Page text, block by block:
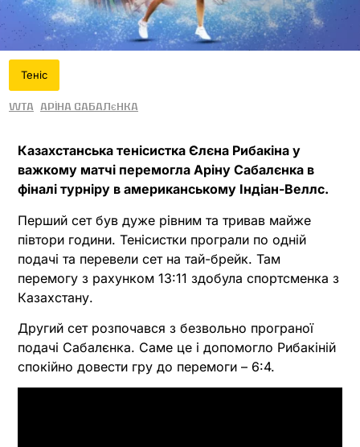
Теніс
WTA Аріна Сабалєнка
Казахстанська тенісистка Єлєна Рибакіна у
важкому матчі перемогла Аріну Сабалєнка в
фіналі турніру в американському Індіан-Веллс.
Перший сет був дуже рівним та тривав майже
півтори години. Тенісистки програли по одній
подачі та перевели сет на тай-брейк. Там
перемогу з рахунком 13:11 здобула спортсменка з
Казахстану.
Другий сет розпочався з безвольно програної
подачі Сабалєнка. Саме це і допомогло Рибакіній
спокійно довести гру до перемоги – 6:4.